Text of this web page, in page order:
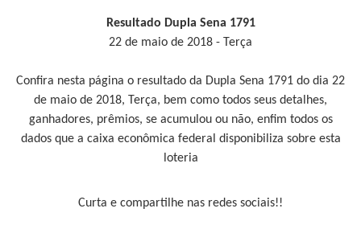
Resultado Dupla Sena 1791
22 de maio de 2018 - Terça
Confira nesta página o resultado da Dupla Sena 1791 do dia 22
de maio de 2018, Terça, bem como todos seus detalhes,
ganhadores, prêmios, se acumulou ou não, enfim todos os
dados que a caixa econômica federal disponibiliza sobre esta
loteria
Curta e compartilhe nas redes sociais!!